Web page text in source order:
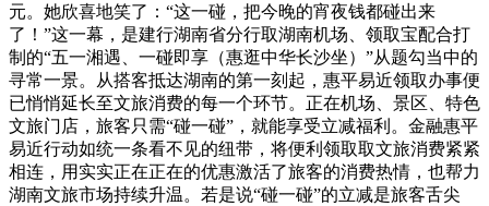
元。她欣喜地笑了：“这一碰，把今晚的宵夜钱都碰出来
了！”这一幕，是建行湖南省分行取湖南机场、领取宝配合打
制的“五一湘遇、一碰即享（惠逛中华长沙坐）”从题勾当中的
寻常一景。从搭客抵达湖南的第一刻起，惠平易近领取办事便
已悄悄延长至文旅消费的每一个环节。正在机场、景区、特色
文旅门店，旅客只需“碰一碰”，就能享受立减福利。金融惠平
易近行动如统一条看不见的纽带，将便利领取取文旅消费紧紧
相连，用实实正在正在的优惠激活了旅客的消费热情，也帮力
湖南文旅市场持续升温。若是说“碰一碰”的立减是旅客舌尖